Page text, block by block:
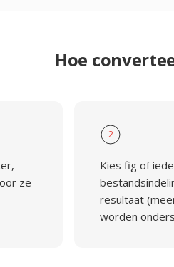
Hoe
ze
2
Kies fig of
resultaat
worden